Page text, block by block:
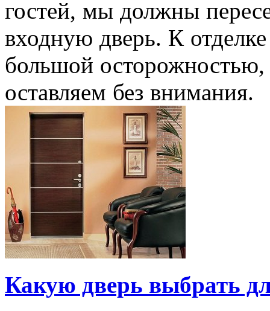
гостей, мы должны
входную дверь. К
большой осторожностью,
оставляем без внимания.
Какую дверь выбрать